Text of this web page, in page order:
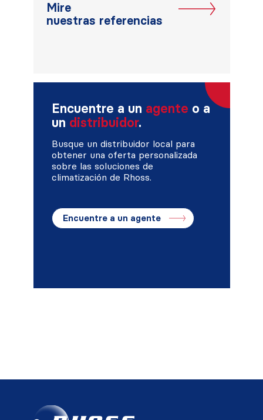
Mire
nuestras referencias
Encuentre a un agente o a
un distribuidor.
Busque un distribuidor local para
obtener una oferta personalizada
sobre las soluciones de
climatización de Rhoss.
Encuentre a un agente